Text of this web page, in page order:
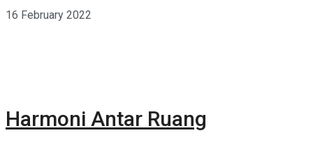
16 February 2022
Harmoni Antar Ruang